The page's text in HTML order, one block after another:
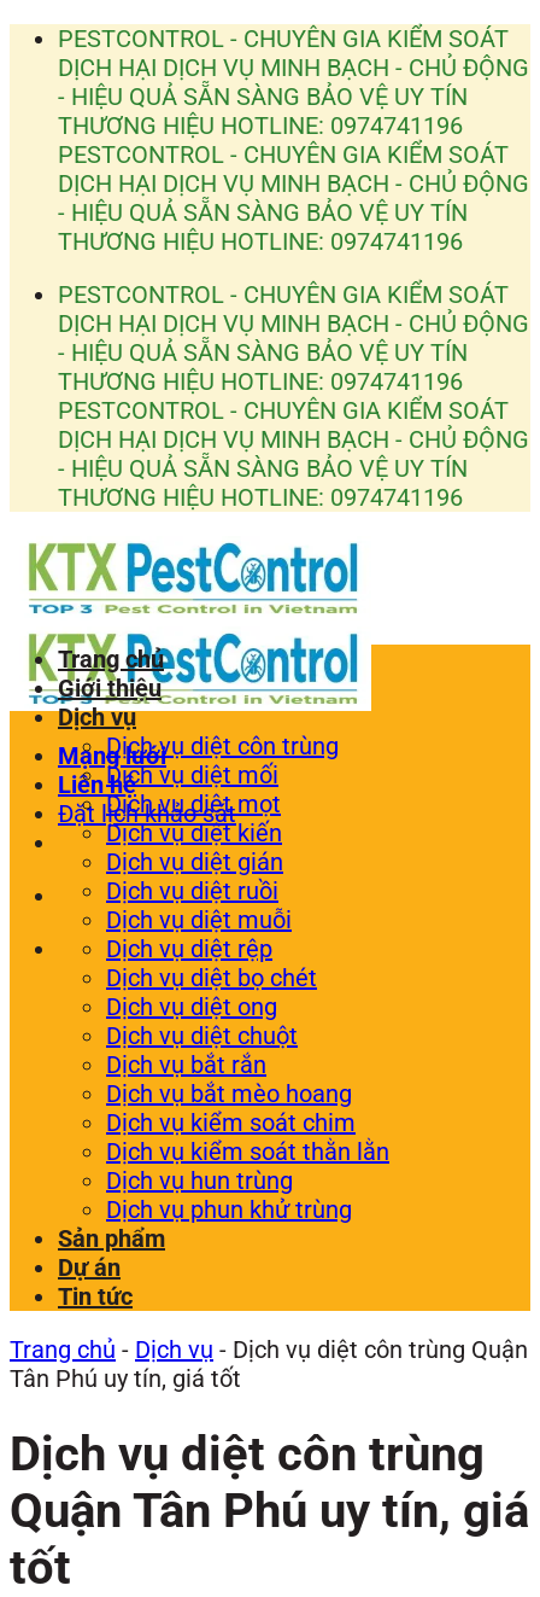
Bỏ
dung
PESTCONTROL - CHUYÊN GIA KIỂM SOÁT
DỊCH HẠI DỊCH VỤ MINH BẠCH - CHỦ ĐỘNG
- HIỆU QUẢ SẴN SÀNG BẢO VỆ UY TÍN
THƯƠNG HIỆU HOTLINE: 0974741196
PESTCONTROL - CHUYÊN GIA KIỂM SOÁT
DỊCH HẠI DỊCH VỤ MINH BẠCH - CHỦ ĐỘNG
- HIỆU QUẢ SẴN SÀNG BẢO VỆ UY TÍN
THƯƠNG HIỆU HOTLINE: 0974741196
PESTCONTROL - CHUYÊN GIA KIỂM SOÁT
DỊCH HẠI DỊCH VỤ MINH BẠCH - CHỦ ĐỘNG
- HIỆU QUẢ SẴN SÀNG BẢO VỆ UY TÍN
THƯƠNG HIỆU HOTLINE: 0974741196
PESTCONTROL - CHUYÊN GIA KIỂM SOÁT
DỊCH HẠI DỊCH VỤ MINH BẠCH - CHỦ ĐỘNG
- HIỆU QUẢ SẴN SÀNG BẢO VỆ UY TÍN
THƯƠNG HIỆU HOTLINE: 0974741196
Mạng lưới
Liên hệ
Đặt lịch khảo sát
Trang chủ
Giới thiệu
Dịch vụ
Dịch vụ diệt côn trùng
Dịch vụ diệt mối
Dịch vụ diệt mọt
Dịch vụ diệt kiến
Dịch vụ diệt gián
Dịch vụ diệt ruồi
Dịch vụ diệt muỗi
Dịch vụ diệt rệp
Dịch vụ diệt bọ chét
Dịch vụ diệt ong
Dịch vụ diệt chuột
Dịch vụ bắt rắn
Dịch vụ bắt mèo hoang
Dịch vụ kiểm soát chim
Dịch vụ kiểm soát thằn lằn
Dịch vụ hun trùng
Dịch vụ phun khử trùng
Sản phẩm
Dự án
Tin tức
Trang chủ - Dịch vụ - Dịch vụ diệt côn trùng Quận
Tân Phú uy tín, giá tốt
Dịch vụ diệt côn trùng
Quận Tân Phú uy tín, giá
tốt